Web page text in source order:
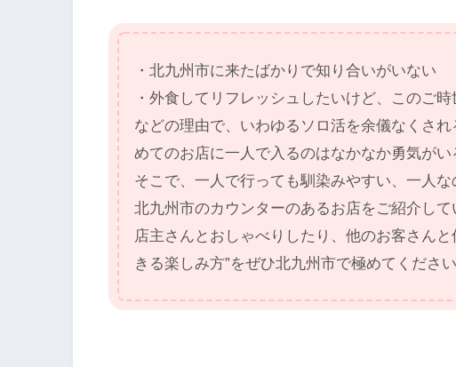
・北九州市に来たばかりで知り合いがいない
・外食してリフレッシュしたいけど、このご
などの理由で、いわゆるソロ活を余儀なくさ
めてのお店に一人で入るのはなかなか勇気がい
そこで、一人で行っても馴染みやすい、一人
北九州市のカウンターのあるお店をご紹介して
店主さんとおしゃべりしたり、他のお客さん
きる楽しみ方”をぜひ北九州市で極めてください